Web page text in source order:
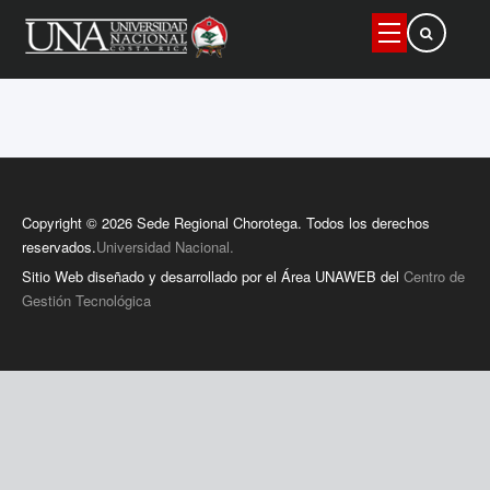
Copyright © 2026 Sede Regional Chorotega. Todos los derechos
reservados.Universidad Nacional.
Sitio Web diseñado y desarrollado por el Área UNAWEB del Centro de
Gestión Tecnológica